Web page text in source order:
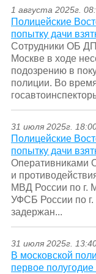
1 августа 2025г.
Полицейские
попытку дачи
Сотрудники ОБ
Москве в ходе
подозрению в
полиции. Во
31 июля 2025г.
Полицейские
попытку дачи
Оперативниками
и
МВД России по г.
УФСБ России по г.
задержан...
31 июля 2025г.
В московской
первое полугодие